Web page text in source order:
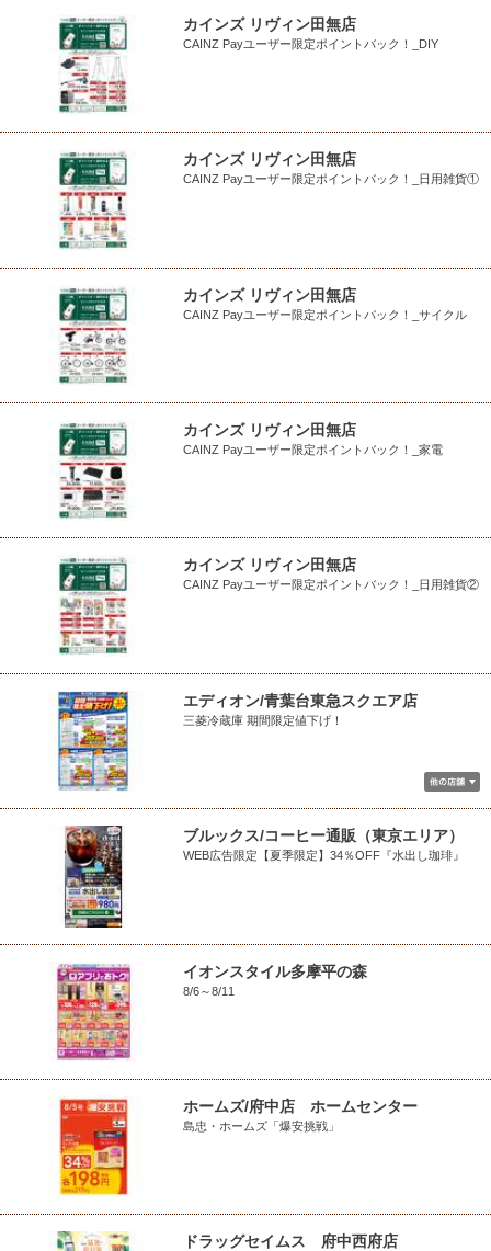
カインズ リヴィン田無店
CAINZ Payユーザー限定ポイントバック！_DIY
カインズ リヴィン田無店
CAINZ Payユーザー限定ポイントバック！_日用雑貨①
カインズ リヴィン田無店
CAINZ Payユーザー限定ポイントバック！_サイクル
カインズ リヴィン田無店
CAINZ Payユーザー限定ポイントバック！_家電
カインズ リヴィン田無店
CAINZ Payユーザー限定ポイントバック！_日用雑貨②
エディオン/青葉台東急スクエア店
三菱冷蔵庫 期間限定値下げ！
ブルックス/コーヒー通販（東京エリア）
WEB広告限定【夏季限定】34％OFF『水出し珈琲』
イオンスタイル多摩平の森
8/6～8/11
ホームズ/府中店 ホームセンター
島忠・ホームズ「爆安挑戦」
ドラッグセイムス 府中西府店